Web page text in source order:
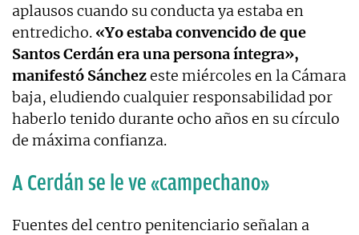
aplausos cuando su conducta ya estaba en
entredicho. «Yo estaba convencido de que
Santos Cerdán era una persona íntegra»,
manifestó Sánchezeste miércoles en la Cámara
baja, eludiendo cualquier responsabilidad por
haberlo tenido durante ocho años en su círculo
de máxima confianza.
A Cerdán se le ve «campechano»
Fuentes del centro penitenciario señalan a